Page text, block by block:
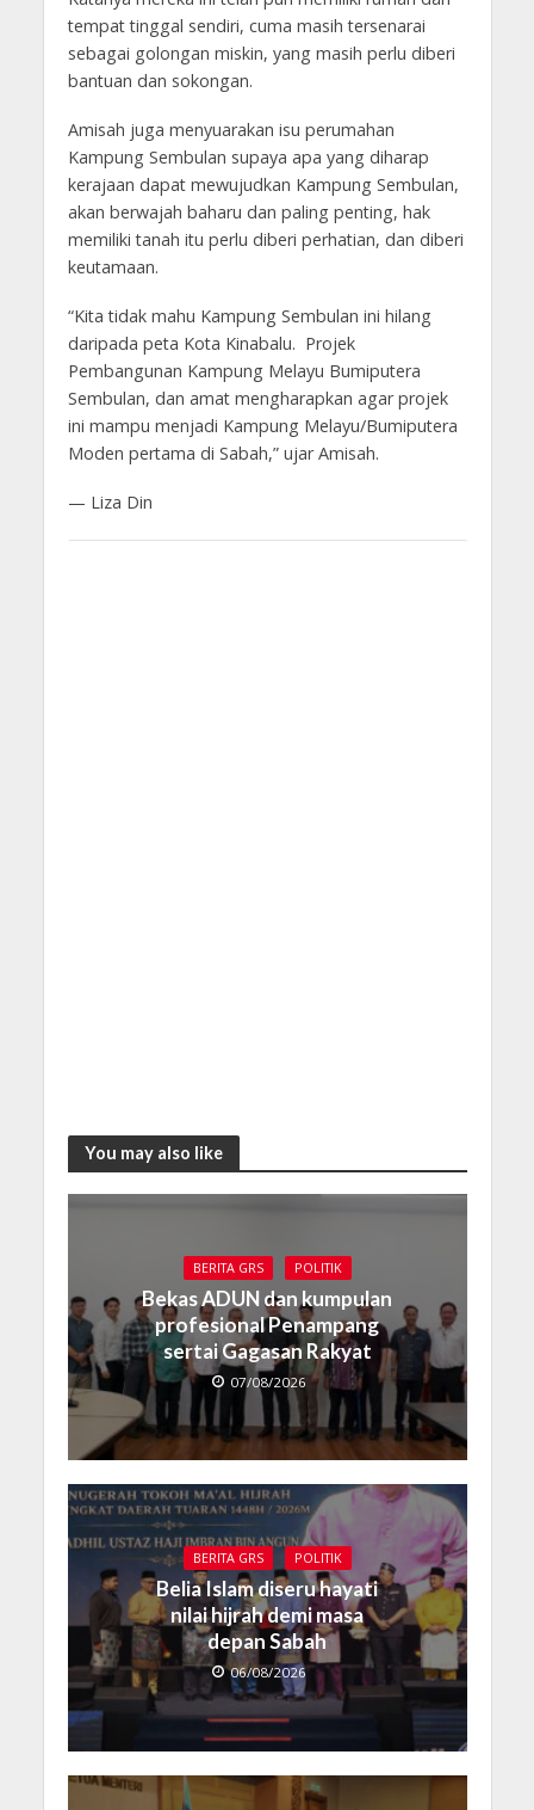
tempat tinggal sendiri, cuma masih tersenarai
sebagai golongan miskin, yang masih perlu diberi
bantuan dan sokongan.
Amisah juga menyuarakan isu perumahan
Kampung Sembulan supaya apa yang diharap
kerajaan dapat mewujudkan Kampung Sembulan,
akan berwajah baharu dan paling penting, hak
memiliki tanah itu perlu diberi perhatian, dan diberi
keutamaan.
“Kita tidak mahu Kampung Sembulan ini hilang
daripada peta Kota Kinabalu. Projek
Pembangunan Kampung Melayu Bumiputera
Sembulan, dan amat mengharapkan agar projek
ini mampu menjadi Kampung Melayu/Bumiputera
Moden pertama di Sabah,” ujar Amisah.
— Liza Din
You may also like
BERITA GRS POLITIK
Bekas ADUN dan kumpulan
profesional Penampang
sertai Gagasan Rakyat
07/08/2026
BERITA GRS POLITIK
Belia Islam diseru hayati
nilai hijrah demi masa
depan Sabah
06/08/2026